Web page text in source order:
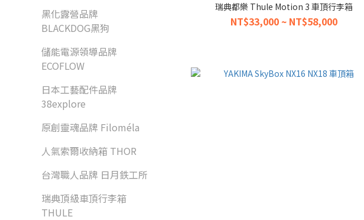
黑化露營品牌
BLACKDOG黑狗
儲能電源領導品牌
ECOFLOW
日本工藝配件品牌
38explore
原創靈魂品牌 Filoméla
人氣索爾收納箱 THOR
台灣職人品牌 日月鉄工所
瑞典頂級車頂行李箱
THULE
瑞典都樂 Thule Motion 3 車頂行李箱
NT$33,000 ~ NT$58,000